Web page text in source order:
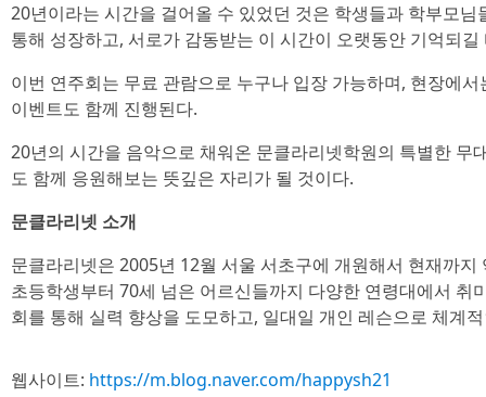
20년이라는 시간을 걸어올 수 있었던 것은 학생들과 학부모
통해 성장하고, 서로가 감동받는 이 시간이 오랫동안 기억되길
이번 연주회는 무료 관람으로 누구나 입장 가능하며, 현장에
이벤트도 함께 진행된다.
20년의 시간을 음악으로 채워온 문클라리넷학원의 특별한 무
도 함께 응원해보는 뜻깊은 자리가 될 것이다.
문클라리넷 소개
문클라리넷은 2005년 12월 서울 서초구에 개원해서 현재까
초등학생부터 70세 넘은 어르신들까지 다양한 연령대에서 취
회를 통해 실력 향상을 도모하고, 일대일 개인 레슨으로 체계
웹사이트: https://m.blog.naver.com/happysh21